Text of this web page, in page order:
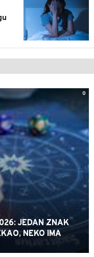
0
JEDAN ZNAK
NEKO IMA